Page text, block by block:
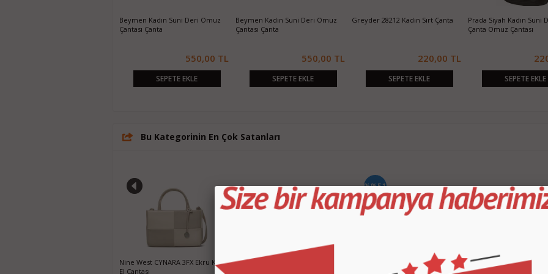
Beymen Kadın Suni Deri Omuz
Çantası Çanta
550,00 TL
SEPETE EKLE
Beymen Kadın Suni Deri Omuz
Çantası Çanta
550,00 TL
SEPETE EKLE
Greyder 28212 Kadın Sırt Çanta
220,00 TL
SEPETE EKLE
Prada Siyah Kadın Suni
Çanta Omuz Çantası
SEPETE EKLE
Bu Kategorinin En Çok Satanları
Nine West CYNARA 3FX Ekru Kadın
El Çantası
Louis Vuitton Kadın Suni Deri
%%51
Ramoni RMN200 Kadın Omuz
AVON Altın Rengi
Çantası